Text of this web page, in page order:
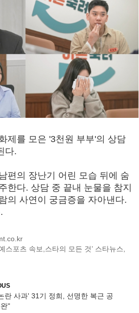
제를 모은 '3천원 부부'의 상담
다.
편의 장난기 어린 모습 뒤에 숨
한다. 상담 중 끝내 눈물을 참지
의 사연이 궁금증을 자아낸다.
스포츠 속보,스타의 모든 것’ 스타뉴스,
란 사과' 31기 정희, 선명한 복근 공
"